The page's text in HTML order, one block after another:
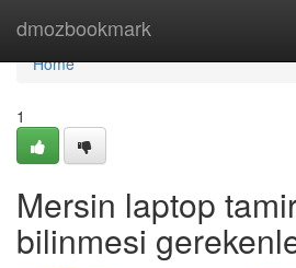
dmozbookmark
Home
Home
1
Mersin laptop
bilinmesi